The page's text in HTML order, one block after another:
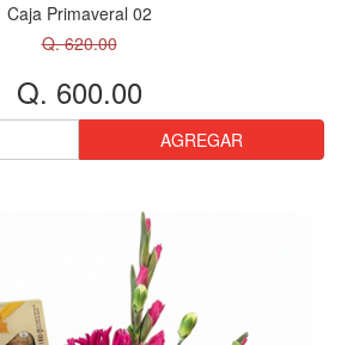
Caja Primaveral 02
Q. 620.00
Q. 600.00
AGREGAR